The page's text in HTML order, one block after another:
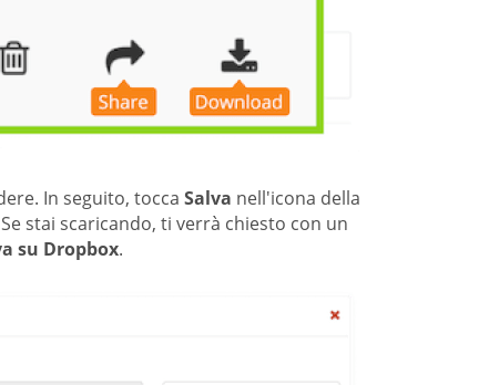
In seguito, tocca Salva nell'icona della
stai scaricando, ti verrà chiesto con un
su Dropbox.